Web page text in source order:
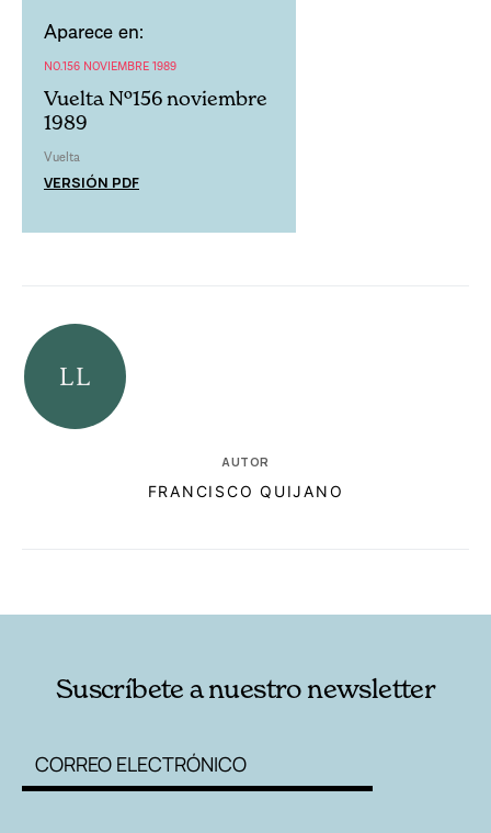
Aparece en:
NO.156 NOVIEMBRE 1989
Vuelta Nº156 noviembre
1989
Vuelta
VERSIÓN PDF
AUTOR
FRANCISCO QUIJANO
Suscríbete a nuestro newsletter